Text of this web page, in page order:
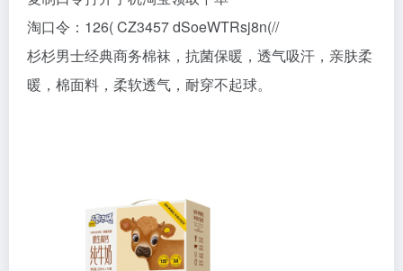
淘口令：126( CZ3457 dSoeWTRsj8n(//
杉杉男士经典商务棉袜，抗菌保暖，透气吸汗，亲肤柔
暖，棉面料，柔软透气，耐穿不起球。